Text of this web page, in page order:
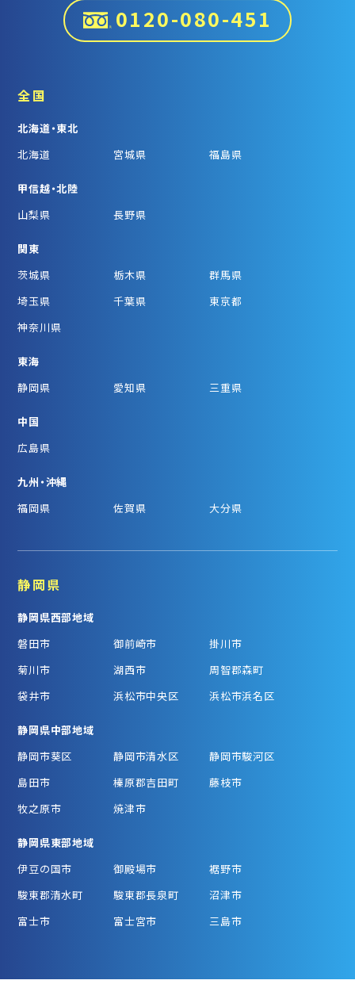
0120-080-451
全国
北海道・東北
北海道
宮城県 福島県
甲信越・北陸
山梨県
長野県
関東
茨城県
栃木県
群馬県
埼玉県
千葉県
東京都
神奈川県
東海
静岡県
愛知県 三重県
中国
広島県
九州・沖縄
福岡県
佐賀県 大分県
静岡県
静岡県西部地域
磐田市
御前崎市
掛川市
菊川市
湖西市
周智郡森町
袋井市
浜松市中央区 浜松市浜名区
静岡県中部地域
静岡市葵区
静岡市清水区
静岡市駿河区
島田市
榛原郡吉田町
藤枝市
牧之原市
焼津市
静岡県東部地域
伊豆の国市
御殿場市
裾野市
駿東郡清水町
駿東郡長泉町
沼津市
富士市
富士宮市 三島市